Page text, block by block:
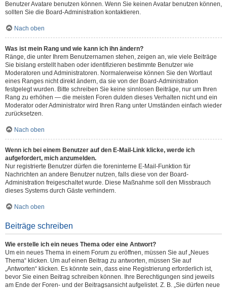
Benutzer Avatare benutzen können. Wenn Sie keinen Avatar benutzen können,
sollten Sie die Board-Administration kontaktieren.
Nach oben
Was ist mein Rang und wie kann ich ihn ändern?
Ränge, die unter Ihrem Benutzernamen stehen, zeigen an, wie viele Beiträge
Sie bislang erstellt haben oder identifizieren bestimmte Benutzer wie
Moderatoren und Administratoren. Normalerweise können Sie den Wortlaut
eines Ranges nicht direkt ändern, da sie von der Board-Administration
festgelegt wurden. Bitte schreiben Sie keine sinnlosen Beiträge, nur um Ihren
Rang zu erhöhen — die meisten Foren dulden dieses Verhalten nicht und ein
Moderator oder Administrator wird Ihren Rang unter Umständen einfach wieder
zurücksetzen.
Nach oben
Wenn ich bei einem Benutzer auf den E-Mail-Link klicke, werde ich
aufgefordert, mich anzumelden.
Nur registrierte Benutzer dürfen die foreninterne E-Mail-Funktion für
Nachrichten an andere Benutzer nutzen, falls diese von der Board-
Administration freigeschaltet wurde. Diese Maßnahme soll den Missbrauch
dieses Systems durch Gäste verhindern.
Nach oben
Beiträge schreiben
Wie erstelle ich ein neues Thema oder eine Antwort?
Um ein neues Thema in einem Forum zu eröffnen, müssen Sie auf „Neues
Thema“ klicken. Um auf einen Beitrag zu antworten, müssen Sie auf
„Antworten“ klicken. Es könnte sein, dass eine Registrierung erforderlich ist,
bevor Sie einen Beitrag schreiben können. Ihre Berechtigungen sind jeweils
am Ende der Foren- und der Beitragsansicht aufgelistet. Z. B. „Sie dürfen neue